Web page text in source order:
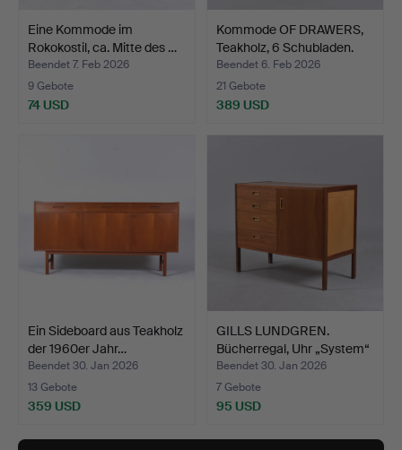
Eine Kommode im
Rokokostil, ca. Mitte des …
Beendet 7. Feb 2026
9 Gebote
74 USD
Kommode OF DRAWERS,
Teakholz, 6 Schubladen.
Beendet 6. Feb 2026
21 Gebote
389 USD
Ein Sideboard aus Teakholz
der 1960er Jahr…
Beendet 30. Jan 2026
13 Gebote
359 USD
GILLS LUNDGREN.
Bücherregal, Uhr „System“
…
Beendet 30. Jan 2026
7 Gebote
95 USD